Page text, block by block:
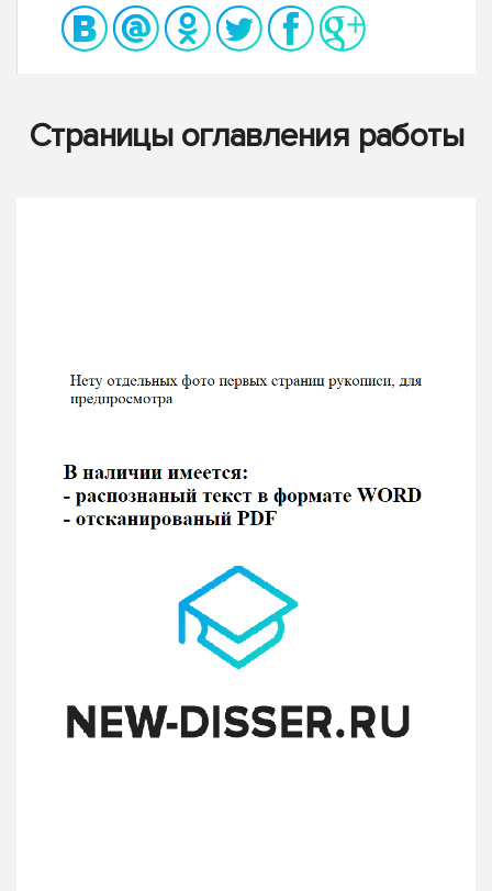
Страницы оглавления работы